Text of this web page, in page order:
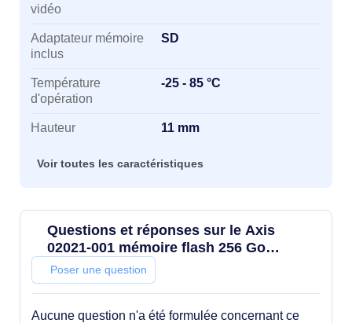
vidéo
Adaptateur mémoire
inclus
SD
Température
d'opération
-25 - 85 °C
Hauteur 11 mm
Voir toutes les caractéristiques
Questions et réponses sur le Axis
02021-001 mémoire flash 256 Go
MicroSDXC UHS
Poser une question
Aucune question n'a été formulée concernant ce